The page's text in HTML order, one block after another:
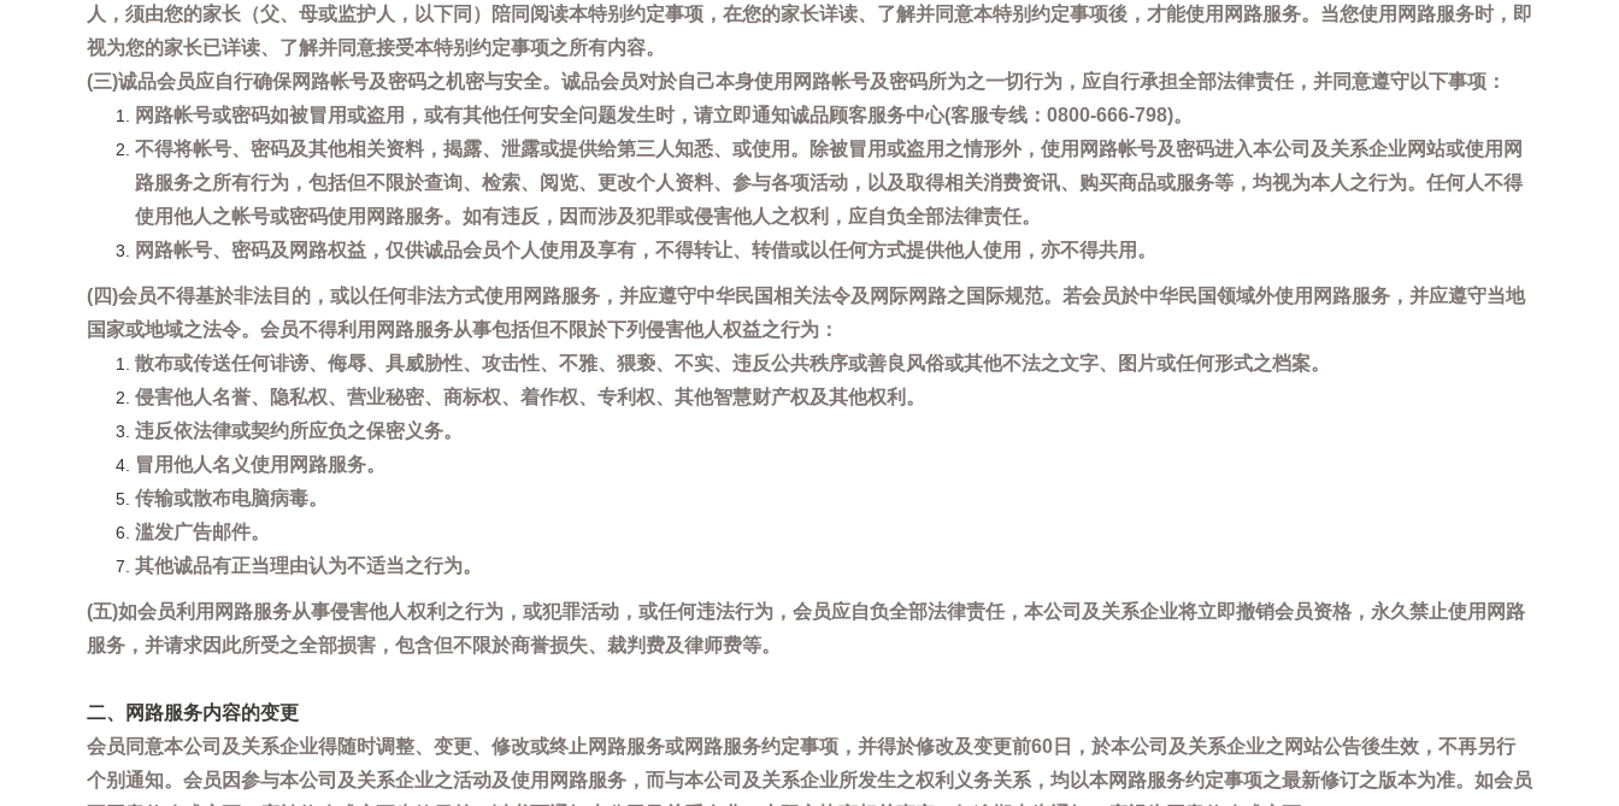
人，须由您的家长（父、母或监护人，以下同）陪同阅读本特别约定事项，在您的家长详读、了解并同意本特别约定事项後，才能使用网路服务。当您使用网路服务时，即
视为您的家长已详读、了解并同意接受本特别约定事项之所有内容。
(三)诚品会员应自行确保网路帐号及密码之机密与安全。诚品会员对於自己本身使用网路帐号及密码所为之一切行为，应自行承担全部法律责任，并同意遵守以下事项：
网路帐号或密码如被冒用或盗用，或有其他任何安全问题发生时，请立即通知诚品顾客服务中心(客服专线：0800-666-798)。
不得将帐号、密码及其他相关资料，揭露、泄露或提供给第三人知悉、或使用。除被冒用或盗用之情形外，使用网路帐号及密码进入本公司及关系企业网站或使用网
路服务之所有行为，包括但不限於查询、检索、阅览、更改个人资料、参与各项活动，以及取得相关消费资讯、购买商品或服务等，均视为本人之行为。任何人不得
使用他人之帐号或密码使用网路服务。如有违反，因而涉及犯罪或侵害他人之权利，应自负全部法律责任。
网路帐号、密码及网路权益，仅供诚品会员个人使用及享有，不得转让、转借或以任何方式提供他人使用，亦不得共用。
(四)会员不得基於非法目的，或以任何非法方式使用网路服务，并应遵守中华民国相关法令及网际网路之国际规范。若会员於中华民国领域外使用网路服务，并应遵守当地
国家或地域之法令。会员不得利用网路服务从事包括但不限於下列侵害他人权益之行为：
散布或传送任何诽谤、侮辱、具威胁性、攻击性、不雅、猥亵、不实、违反公共秩序或善良风俗或其他不法之文字、图片或任何形式之档案。
侵害他人名誉、隐私权、营业秘密、商标权、着作权、专利权、其他智慧财产权及其他权利。
违反依法律或契约所应负之保密义务。
冒用他人名义使用网路服务。
传输或散布电脑病毒。
滥发广告邮件。
其他诚品有正当理由认为不适当之行为。
(五)如会员利用网路服务从事侵害他人权利之行为，或犯罪活动，或任何违法行为，会员应自负全部法律责任，本公司及关系企业将立即撤销会员资格，永久禁止使用网路
服务，并请求因此所受之全部损害，包含但不限於商誉损失、裁判费及律师费等。
二、网路服务内容的变更
会员同意本公司及关系企业得随时调整、变更、修改或终止网路服务或网路服务约定事项，并得於修改及变更前60日，於本公司及关系企业之网站公告後生效，不再另行
个别通知。会员因参与本公司及关系企业之活动及使用网路服务，而与本公司及关系企业所发生之权利义务关系，均以本网路服务约定事项之最新修订之版本为准。如会员